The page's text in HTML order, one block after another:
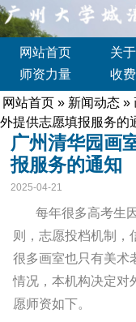
网站首页 关
师资力量
收
网站首页 » 新闻动态 »
外提供志愿填报服务的
广州清华园画
报服务的通知
2025-04-21
每年很多高考生
则，志愿投档机制，
很多画室也只有美术
情况，本机构决定对
愿师资如下。